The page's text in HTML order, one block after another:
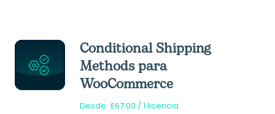
Conditional Shipping
Methods para
WooCommerce
Desde: £67.00 / 1 licencia